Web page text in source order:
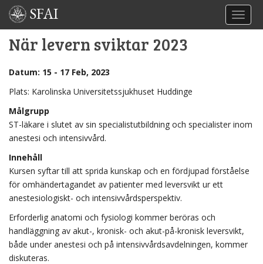
SFAI
När levern sviktar 2023
Datum: 15 - 17 Feb, 2023
Plats: Karolinska Universitetssjukhuset Huddinge
Målgrupp
ST-läkare i slutet av sin specialistutbildning och specialister inom
anestesi och intensivvård.
Innehåll
Kursen syftar till att sprida kunskap och en fördjupad förståelse
för omhändertagandet av patienter med leversvikt ur ett
anestesiologiskt- och intensivvårdsperspektiv.
Erforderlig anatomi och fysiologi kommer beröras och
handläggning av akut-, kronisk- och akut-på-kronisk leversvikt,
både under anestesi och på intensivvårdsavdelningen, kommer
diskuteras.